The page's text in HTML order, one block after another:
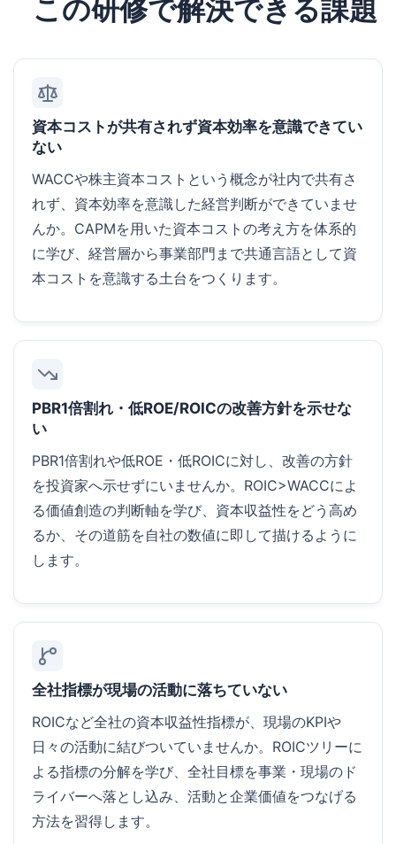
この研修で解決できる課題
資本コストが共有されず資本効率を意識できてい
ない
WACCや株主資本コストという概念が社内で共有さ
れず、資本効率を意識した経営判断ができていませ
んか。CAPMを用いた資本コストの考え方を体系的
に学び、経営層から事業部門まで共通言語として資
本コストを意識する土台をつくります。
PBR1倍割れ・低ROE/ROICの改善方針を示せな
い
PBR1倍割れや低ROE・低ROICに対し、改善の方針
を投資家へ示せずにいませんか。ROIC>WACCによ
る価値創造の判断軸を学び、資本収益性をどう高め
るか、その道筋を自社の数値に即して描けるように
します。
全社指標が現場の活動に落ちていない
ROICなど全社の資本収益性指標が、現場のKPIや
日々の活動に結びついていませんか。ROICツリーに
よる指標の分解を学び、全社目標を事業・現場のド
ライバーへ落とし込み、活動と企業価値をつなげる
方法を習得します。